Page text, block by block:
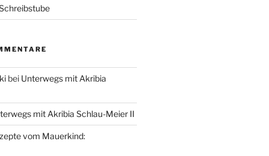
bei Unterwegs mit Akribia
mit Akribia Schlau-Meier II
vom Mauerkind: